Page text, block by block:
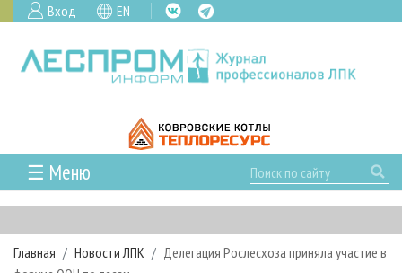
Вход EN
☰ Меню
ГЛАВНАЯ
РУБРИКИ И ТЕМЫ
РУБРИКИ ЖУРНАЛА
НОВОСТИ
Главная Новости ЛПК
Делегация Рослесхоза приняла участие в